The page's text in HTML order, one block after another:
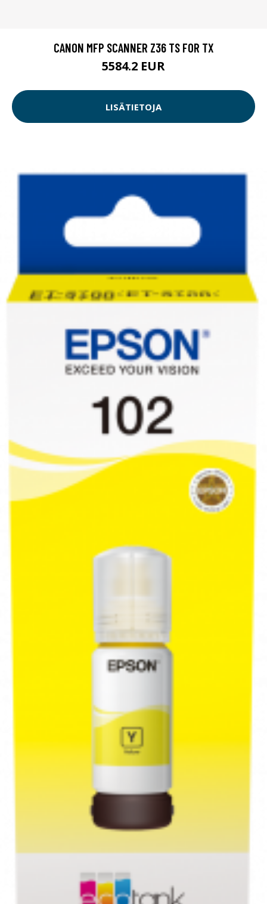
CANON MFP SCANNER Z36 TS FOR TX
5584.2 EUR
LISÄTIETOJA